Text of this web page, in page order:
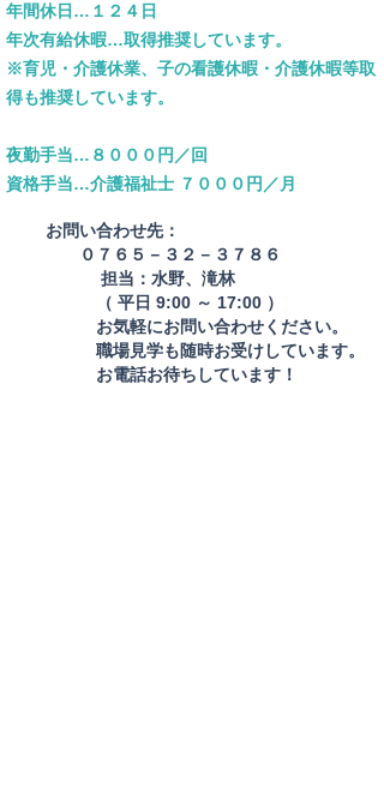
年間休日… １２ ４日
年次有給休暇…取得推奨しています。
※育児・介護休業、子の看護休暇・介護休暇等取
得も推奨しています。
​夜勤手当…８０００円／回
資格手当…介護福祉士 ７０００円／月
お問い合わせ先：
０７６５－３２－３７８６
担当：水野、滝林
（ 平日 9:00 ～ 17:00 ）
お気軽にお問い合わせください。
職場見学も随時お受けしています。
お電話お待ちしています！